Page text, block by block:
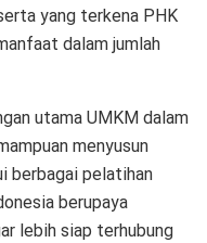
yang terkena PHK
dalam jumlah
utama UMKM dalam
menyusun
berbagai pelatihan
berupaya
lebih siap terhubung